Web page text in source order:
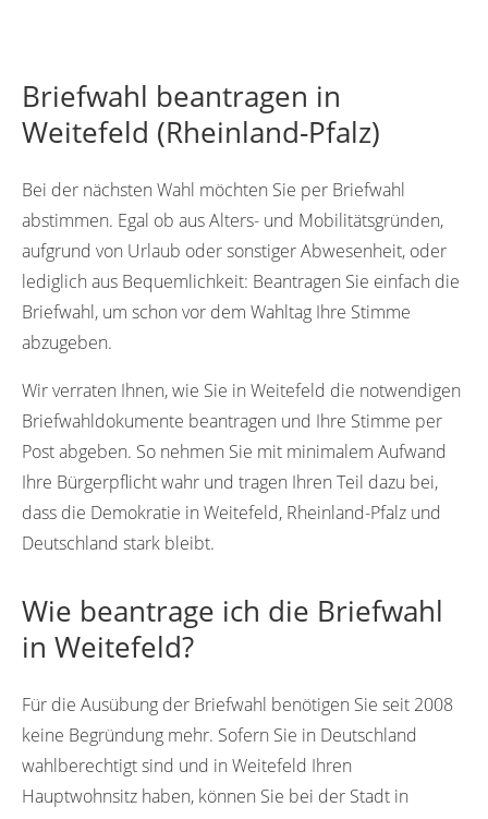
Briefwahl beantragen in
Weitefeld (Rheinland-Pfalz)
Bei der nächsten Wahl möchten Sie per Briefwahl
abstimmen. Egal ob aus Alters- und Mobilitätsgründen,
aufgrund von Urlaub oder sonstiger Abwesenheit, oder
lediglich aus Bequemlichkeit: Beantragen Sie einfach die
Briefwahl, um schon vor dem Wahltag Ihre Stimme
abzugeben.
Wir verraten Ihnen, wie Sie in Weitefeld die notwendigen
Briefwahldokumente beantragen und Ihre Stimme per
Post abgeben. So nehmen Sie mit minimalem Aufwand
Ihre Bürgerpflicht wahr und tragen Ihren Teil dazu bei,
dass die Demokratie in Weitefeld, Rheinland-Pfalz und
Deutschland stark bleibt.
Wie beantrage ich die Briefwahl
in Weitefeld?
Für die Ausübung der Briefwahl benötigen Sie seit 2008
keine Begründung mehr. Sofern Sie in Deutschland
wahlberechtigt sind und in Weitefeld Ihren
Hauptwohnsitz haben, können Sie bei der Stadt in